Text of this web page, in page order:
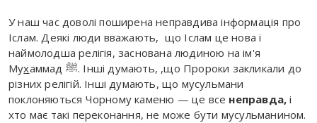
У наш час доволі поширена неправдива інформація про
Іслам. Деякі люди вважають, що Іслам це нова і
наймолодша релігія, заснована людиною на ім'я
Мухаммад ﷺ. Інші думають, ,що Пророки закликали до
різних релігій. Інші думають, що мусульмани
поклоняються Чорному каменю — це все неправда, і
хто має такі переконання, не може бути мусульманином.